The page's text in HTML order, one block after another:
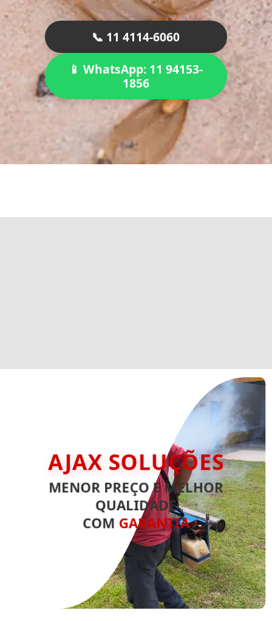
📞 11 4114-6060
📱 WhatsApp: 11 94153-
1856
AJAX SOLUÇÕES
MENOR PREÇO E MELHOR
QUALIDADE
COM GARANTIA